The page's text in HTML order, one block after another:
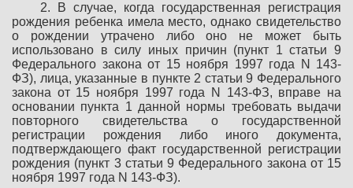
2. В случае, когда государственная регистрация
рождения ребенка имела место, однако свидетельство
о рождении утрачено либо оно не может быть
использовано в силу иных причин (пункт 1 статьи 9
Федерального закона от 15 ноября 1997 года N 143-
ФЗ), лица, указанные в пункте 2 статьи 9 Федерального
закона от 15 ноября 1997 года N 143-ФЗ, вправе на
основании пункта 1 данной нормы требовать выдачи
повторного свидетельства о государственной
регистрации рождения либо иного документа,
подтверждающего факт государственной регистрации
рождения (пункт 3 статьи 9 Федерального закона от 15
ноября 1997 года N 143-ФЗ).